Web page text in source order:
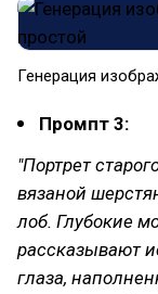
Генерация
Промпт 3:
"Портрет
вязаной
лоб. Глубокие
рассказывают
глаза,